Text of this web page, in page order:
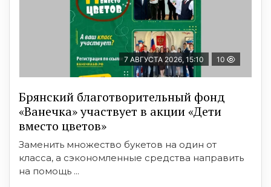
7 АВГУСТА 2026, 15:10 10
Брянский благотворительный фонд
«Ванечка» участвует в акции «Дети
вместо цветов»
Заменить множество букетов на один от
класса, а сэкономленные средства направить
на помощь ...